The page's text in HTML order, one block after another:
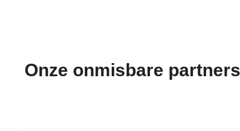
Onze onmisbare partners